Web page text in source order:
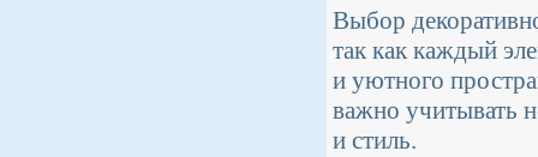
Выбор
так как каждый
и уютного
важно учитывать
и стиль.